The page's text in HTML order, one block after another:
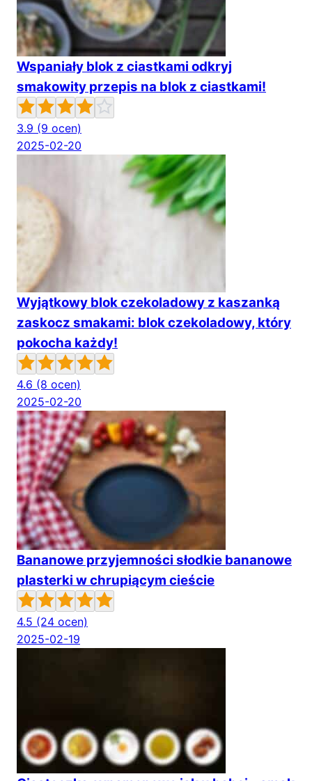
Wspaniały blok z ciastkami odkryj
smakowity przepis na blok z ciastkami!
3.9 (9 ocen)
2025-02-20
Wyjątkowy blok czekoladowy z kaszanką
zaskocz smakami: blok czekoladowy, który
pokocha każdy!
4.6 (8 ocen)
2025-02-20
Bananowe przyjemności słodkie bananowe
plasterki w chrupiącym cieście
4.5 (24 ocen)
2025-02-19